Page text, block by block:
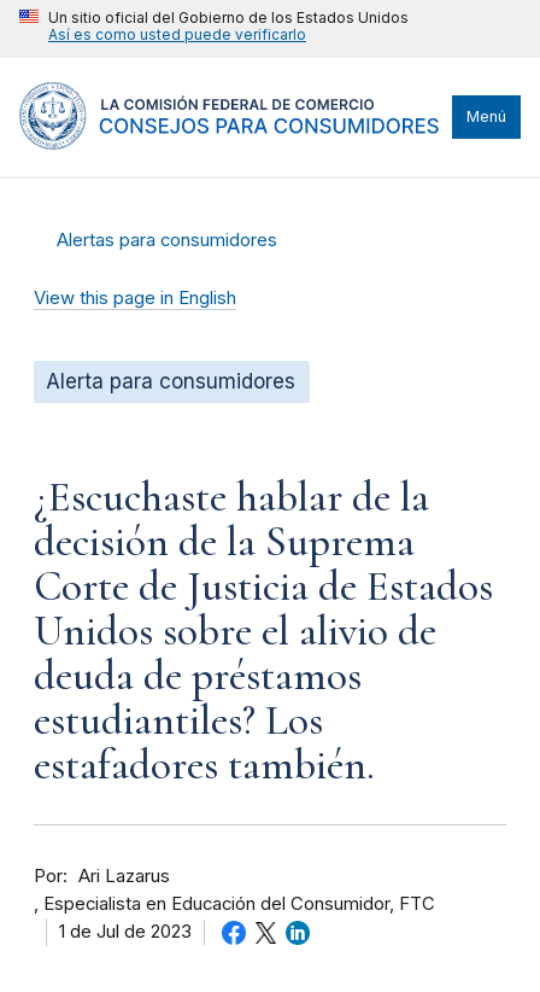
Un sitio oficial del Gobierno de los Estados Unidos
Así es como usted puede verificarlo
Menú
Alertas para consumidores
View this page in English
Alerta para consumidores
¿Escuchaste hablar de la
decisión de la Suprema
Corte de Justicia de Estados
Unidos sobre el alivio de
deuda de préstamos
estudiantiles? Los
estafadores también.
Por
Ari Lazarus
Especialista en Educación del Consumidor, FTC
1 de Jul de 2023